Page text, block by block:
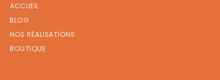
ACCUEIL
BLOG
NOS RÉALISATIONS
BOUTIQUE